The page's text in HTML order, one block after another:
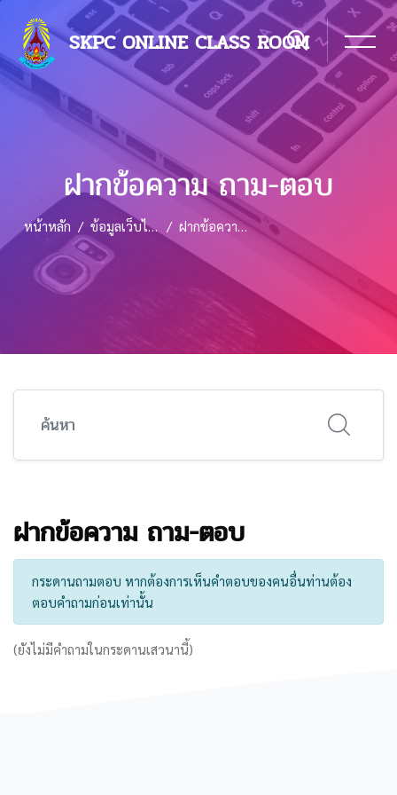
SKPC ONLINE CLASS ROOM
ฝากข้อความ ถาม-ตอบ
หน้าหลัก ข้อมูลเว็บไซต์ ฝากข้อความ ถาม-ตอบ
ฝากข้อความ ถาม-ตอบ
กระดานถามตอบ หากต้องการเห็นคำตอบของคนอื่นท่านต้อง
ตอบคำถามก่อนเท่านั้น
(ยังไม่มีคำถามในกระดานเสวนานี้)